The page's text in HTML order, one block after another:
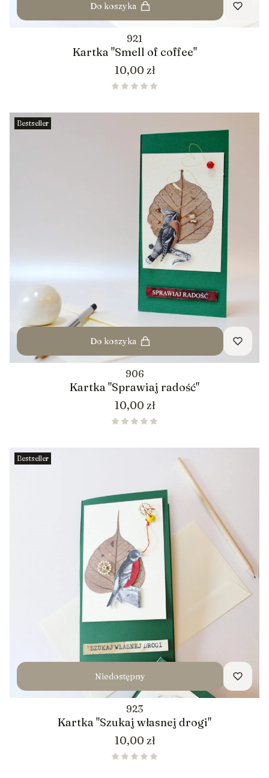
Do koszyka
921
Kartka "Smell of coffee"
Cena
10,00 zł
Bestseller
Do koszyka
906
Kartka "Sprawiaj radość"
Cena
10,00 zł
Bestseller
Niedostępny
923
Kartka "Szukaj własnej drogi"
Cena
10,00 zł